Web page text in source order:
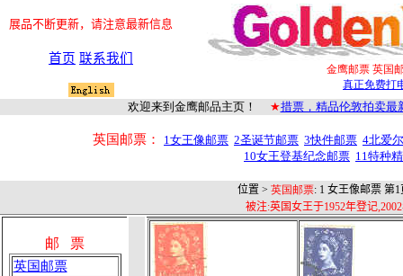
展品不断更新，请注意最新信息
首页 联系我们
金鹰邮票 英国
真正免费打
欢迎来到金鹰邮品主页！ ★措票，精品伦敦拍卖最
英国邮票： 1女王像邮票 2圣诞节邮票 3快件邮票 4北爱
10女王登基纪念邮票 11特种
位置 > 英国邮票: 1 女王像邮票 第
被注:英国女王于1952年登记
邮 票
英国邮票